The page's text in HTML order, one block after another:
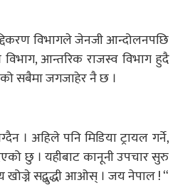
विभागले जेनजी आन्दोलनपछि
विभाग, आन्तरिक राजस्व विभाग हुदै
सबैमा जगजाहेर नै छ ।
। अहिले पनि मिडिया ट्रायल गर्ने,
छु । यहीबाट कानूनी उपचार सुरु
खोज्ने सद्बुद्धी आओस् । जय नेपाल ! “